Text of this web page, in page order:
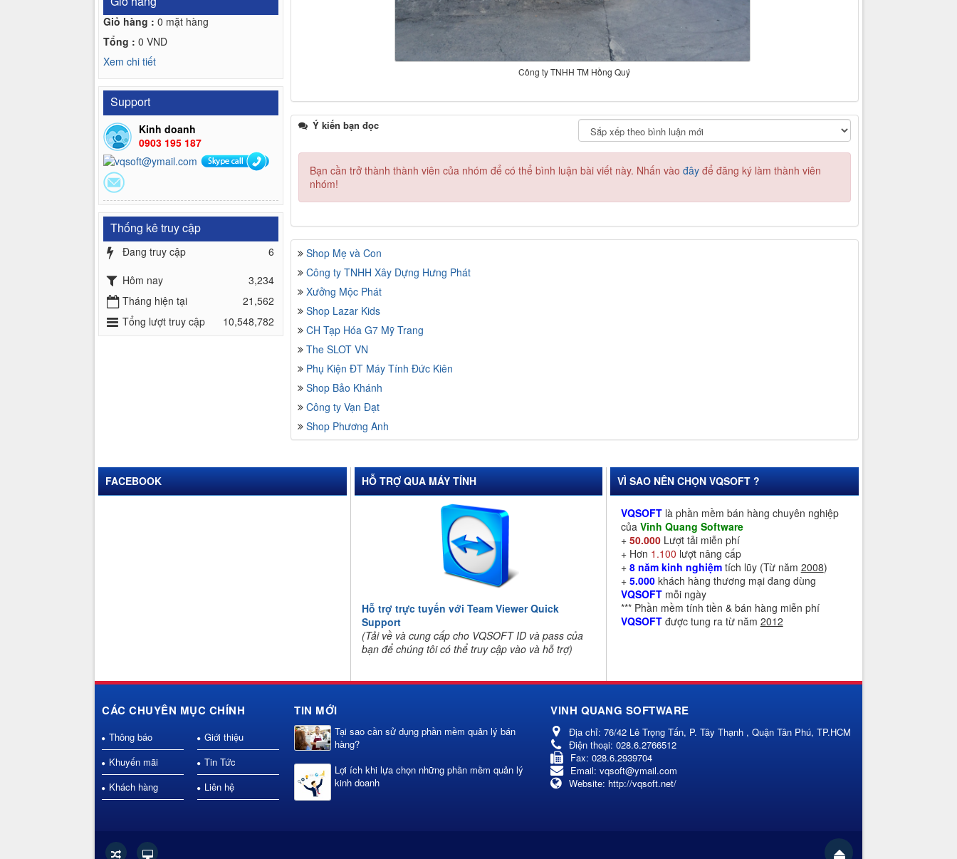
Công ty TNHH TM Hồng Quý
Ý kiến bạn đọc
Bạn cần trở thành thành viên của nhóm để có thể bình luận bài viết này. Nhấn vào đâyđể đăng ký làm thành viên
nhóm!
Shop Mẹ và Con
Công ty TNHH Xây Dựng Hưng Phát
Xưởng Mộc Phát
Shop Lazar Kids
CH Tạp Hóa G7 Mỹ Trang
The SLOT VN
Phụ Kiện ĐT Máy Tính Đức Kiên
Shop Bảo Khánh
Công ty Vạn Đạt
Shop Phương Anh
Giỏ hàng : 0 mặt hàng
Tổng : 0 VND
Xem chi tiết
Support
Kinh doanh
0903 195 187
Thống kê truy cập
Đang truy cập
6
Hôm nay
3,234
Tháng hiện tại
21,562
Tổng lượt truy cập
10,548,782
FACEBOOK HỖ TRỢ QUA MÁY TÍNH
Hỗ trợ trực tuyến với Team Viewer Quick
Support
(Tải về và cung cấp cho VQSOFT ID và pass của
bạn để chúng tôi có thể truy cập vào và hỗ trợ)
VÌ SAO NÊN CHỌN VQSOFT ?
VQSOFTlà phần mềm bán hàng chuyên nghiệp
của Vinh Quang Software
+ 50.000Lượt tải miễn phí
+ Hơn 1.100 lượt nâng cấp
+ 8 năm kinh nghiệm tích lũy (Từ năm 2008)
+ 5.000khách hàng thương mại đang dùng
VQSOFTmỗi ngày
*** Phần mềm tính tiền & bán hàng miễn phí
VQSOFTđược tung ra từ năm 2012
CÁC CHUYÊN MỤC CHÍNH
Thông báo
Giới thiệu
Khuyến mãi
Tin Tức
Khách hàng
Liên hệ
TIN MỚI
Tại sao cần sử dụng phần mềm quản lý bán
hàng?
Lợi ích khi lựa chọn những phần mềm quản lý
kinh doanh
VINH QUANG SOFTWARE
Địa chỉ: 76/42 Lê Trọng Tấn, P. Tây Thạnh , Quận Tân Phú, TP.HCM
Điện thoại: 028.6.2766512
Fax: 028.6.2939704
Email: vqsoft@ymail.com
Website: http://vqsoft.net/